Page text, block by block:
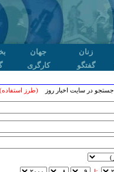
زنان جهان
گفتگو کارگری
جستجو در سایت اخبار روز(طرز استفاده)